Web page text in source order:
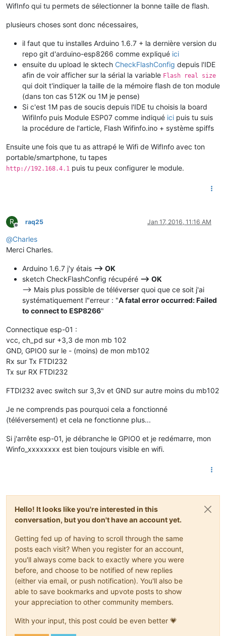
WifInfo qui tu permets de sélectionner la bonne taille de flash.
plusieurs choses sont donc nécessaires,
il faut que tu installes Arduino 1.6.7 + la dernière version du
repo git d'arduino-esp8266 comme expliqué ici
ensuite du upload le sktech CheckFlashConfig depuis l'IDE
afin de voir afficher sur la sérial la variable Flash real size
qui doit t'indiquer la taille de la mémoire flash de ton module
(dans ton cas 512K ou 1M je pense)
Si c'est 1M pas de soucis depuis l'IDE tu choisis la board
WifiInfo puis Module ESP07 comme indiqué ici puis tu suis
la procédure de l'article, Flash Wifinfo.ino + système spiffs
Ensuite une fois que tu as attrapé le Wifi de WifInfo avec ton
portable/smartphone, tu tapes
http://192.168.4.1 puis tu peux configurer le module.
R
Offline
raq25 Jan 17, 2016, 11:16 AM
@Charles
Merci Charles.
Arduino 1.6.7 j'y étais --> OK
sketch CheckFlashConfig récupéré --> OK
--> Mais plus possible de téléverser quoi que ce soit j'ai
systématiquement l"erreur : "A fatal error occurred: Failed
to connect to ESP8266"
Connectique esp-01 :
vcc, ch_pd sur +3,3 de mon mb 102
GND, GPIO0 sur le - (moins) de mon mb102
Rx sur Tx FTDI232
Tx sur RX FTDI232
FTDI232 avec switch sur 3,3v et GND sur autre moins du mb102
Je ne comprends pas pourquoi cela a fonctionné
(téléversement) et cela ne fonctionne plus...
Si j'arrête esp-01, je débranche le GPIO0 et je redémarre, mon
Winfo_xxxxxxxx est bien toujours visible en wifi.
Hello! It looks like you're interested in this
conversation, but you don't have an account yet.
Getting fed up of having to scroll through the same
posts each visit? When you register for an account,
you'll always come back to exactly where you were
before, and choose to be notified of new replies
(either via email, or push notification). You'll also be
able to save bookmarks and upvote posts to show
your appreciation to other community members.
With your input, this post could be even better 💗